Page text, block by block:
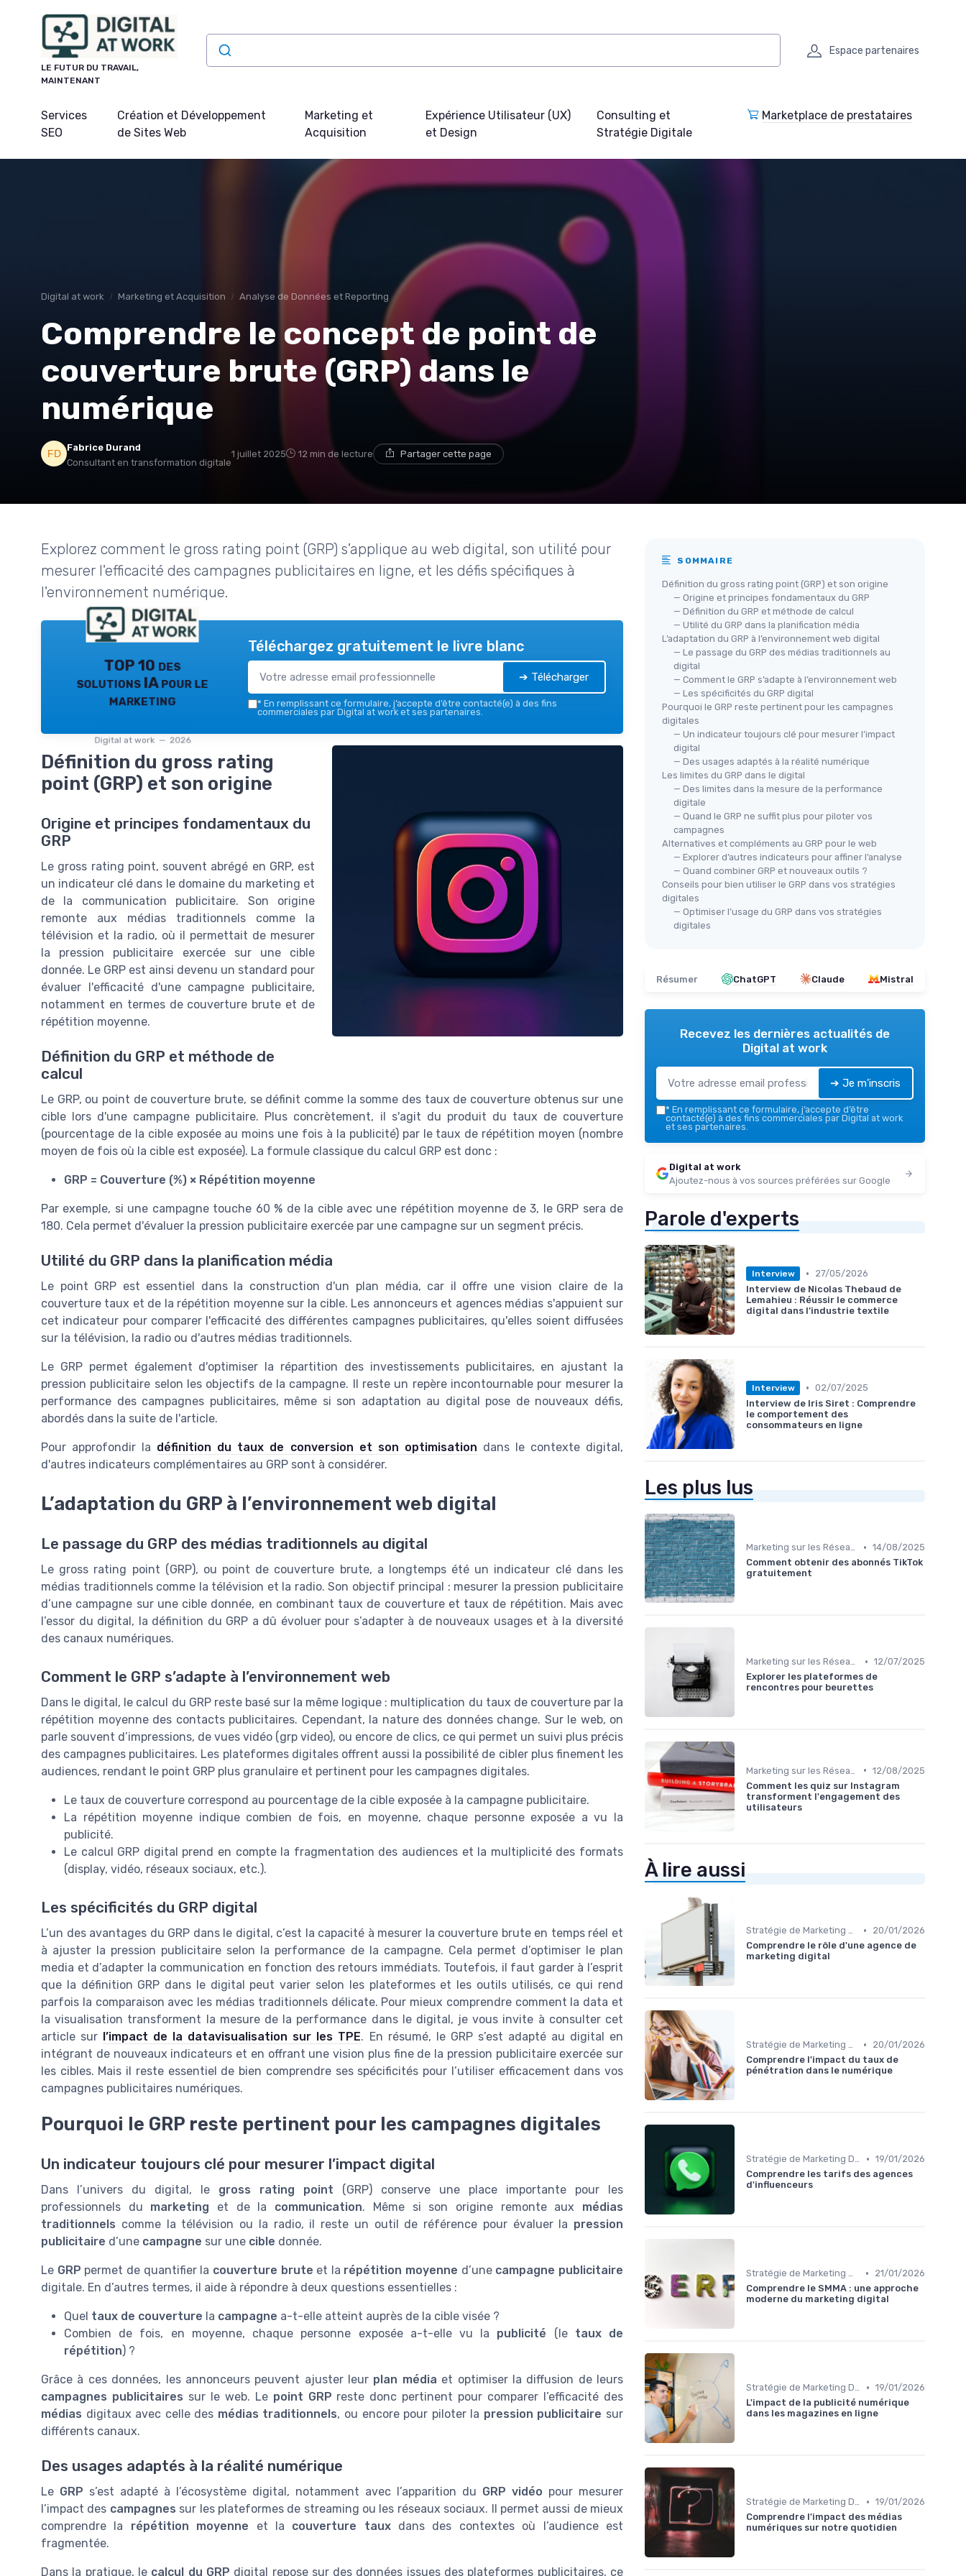
LE FUTUR DU TRAVAIL,
MAINTENANT
Espace partenaires
Services
SEO
Création et Développement
de Sites Web
Marketing et
Acquisition
Expérience Utilisateur (UX)
et Design
Consulting et
Stratégie Digitale
Marketplace de prestataires
Digital at work Marketing et Acquisition Analyse de Données et Reporting
Comprendre le concept de point de
couverture brute (GRP) dans le
numérique
Fabrice Durand
Consultant en transformation digitale
1 juillet 2025 12 min de lecture Partager cette page
Explorez comment le gross rating point (GRP) s'applique au web digital, son utilité pour
mesurer l'efficacité des campagnes publicitaires en ligne, et les défis spécifiques à
l'environnement numérique.
TOP 10 des
solutions IA pour le
marketing
Digital at work — 2026
Téléchargez gratuitement le livre blanc
➔ Télécharger
* En remplissant ce formulaire, j’accepte d’être contacté(e) à des fins
commerciales par Digital at work et ses partenaires.
Définition du gross rating
point (GRP) et son origine
Origine et principes fondamentaux du
GRP
Le gross rating point, souvent abrégé en GRP, est
un indicateur clé dans le domaine du marketing et
de la communication publicitaire. Son origine
remonte aux médias traditionnels comme la
télévision et la radio, où il permettait de mesurer
la pression publicitaire exercée sur une cible
donnée. Le GRP est ainsi devenu un standard pour
évaluer l'efficacité d'une campagne publicitaire,
notamment en termes de couverture brute et de
répétition moyenne.
Définition du GRP et méthode de
calcul
Le GRP, ou point de couverture brute, se définit comme la somme des taux de couverture obtenus sur une
cible lors d'une campagne publicitaire. Plus concrètement, il s'agit du produit du taux de couverture
(pourcentage de la cible exposée au moins une fois à la publicité) par le taux de répétition moyen (nombre
moyen de fois où la cible est exposée). La formule classique du calcul GRP est donc :
GRP = Couverture (%) × Répétition moyenne
Par exemple, si une campagne touche 60 % de la cible avec une répétition moyenne de 3, le GRP sera de
180. Cela permet d'évaluer la pression publicitaire exercée par une campagne sur un segment précis.
Utilité du GRP dans la planification média
Le point GRP est essentiel dans la construction d'un plan média, car il offre une vision claire de la
couverture taux et de la répétition moyenne sur la cible. Les annonceurs et agences médias s'appuient sur
cet indicateur pour comparer l'efficacité des différentes campagnes publicitaires, qu'elles soient diffusées
sur la télévision, la radio ou d'autres médias traditionnels.
Le GRP permet également d'optimiser la répartition des investissements publicitaires, en ajustant la
pression publicitaire selon les objectifs de la campagne. Il reste un repère incontournable pour mesurer la
performance des campagnes publicitaires, même si son adaptation au digital pose de nouveaux défis,
abordés dans la suite de l'article.
Pour approfondir la définition du taux de conversion et son optimisation dans le contexte digital,
d'autres indicateurs complémentaires au GRP sont à considérer.
L’adaptation du GRP à l’environnement web digital
Le passage du GRP des médias traditionnels au digital
Le gross rating point (GRP), ou point de couverture brute, a longtemps été un indicateur clé dans les
médias traditionnels comme la télévision et la radio. Son objectif principal : mesurer la pression publicitaire
d’une campagne sur une cible donnée, en combinant taux de couverture et taux de répétition. Mais avec
l’essor du digital, la définition du GRP a dû évoluer pour s’adapter à de nouveaux usages et à la diversité
des canaux numériques.
Comment le GRP s’adapte à l’environnement web
Dans le digital, le calcul du GRP reste basé sur la même logique : multiplication du taux de couverture par la
répétition moyenne des contacts publicitaires. Cependant, la nature des données change. Sur le web, on
parle souvent d’impressions, de vues vidéo (grp video), ou encore de clics, ce qui permet un suivi plus précis
des campagnes publicitaires. Les plateformes digitales offrent aussi la possibilité de cibler plus finement les
audiences, rendant le point GRP plus granulaire et pertinent pour les campagnes digitales.
Le taux de couverture correspond au pourcentage de la cible exposée à la campagne publicitaire.
La répétition moyenne indique combien de fois, en moyenne, chaque personne exposée a vu la
publicité.
Le calcul GRP digital prend en compte la fragmentation des audiences et la multiplicité des formats
(display, vidéo, réseaux sociaux, etc.).
Les spécificités du GRP digital
L’un des avantages du GRP dans le digital, c’est la capacité à mesurer la couverture brute en temps réel et
à ajuster la pression publicitaire selon la performance de la campagne. Cela permet d’optimiser le plan
media et d’adapter la communication en fonction des retours immédiats. Toutefois, il faut garder à l’esprit
que la définition GRP dans le digital peut varier selon les plateformes et les outils utilisés, ce qui rend
parfois la comparaison avec les médias traditionnels délicate. Pour mieux comprendre comment la data et
la visualisation transforment la mesure de la performance dans le digital, je vous invite à consulter cet
article sur l’impact de la datavisualisation sur les TPE. En résumé, le GRP s’est adapté au digital en
intégrant de nouveaux indicateurs et en offrant une vision plus fine de la pression publicitaire exercée sur
les cibles. Mais il reste essentiel de bien comprendre ses spécificités pour l’utiliser efficacement dans vos
campagnes publicitaires numériques.
Pourquoi le GRP reste pertinent pour les campagnes digitales
Un indicateur toujours clé pour mesurer l’impact digital
Dans l’univers du digital, le gross rating point (GRP) conserve une place importante pour les
professionnels du marketing et de la communication. Même si son origine remonte aux médias
traditionnels comme la télévision ou la radio, il reste un outil de référence pour évaluer la pression
publicitaire d’une campagne sur une cible donnée.
Le GRP permet de quantifier la couverture brute et la répétition moyenne d’une campagne publicitaire
digitale. En d’autres termes, il aide à répondre à deux questions essentielles :
Quel taux de couverture la campagne a-t-elle atteint auprès de la cible visée ?
Combien de fois, en moyenne, chaque personne exposée a-t-elle vu la publicité (le taux de
répétition) ?
Grâce à ces données, les annonceurs peuvent ajuster leur plan média et optimiser la diffusion de leurs
campagnes publicitaires sur le web. Le point GRP reste donc pertinent pour comparer l’efficacité des
médias digitaux avec celle des médias traditionnels, ou encore pour piloter la pression publicitaire sur
différents canaux.
Des usages adaptés à la réalité numérique
Le GRP s’est adapté à l’écosystème digital, notamment avec l’apparition du GRP vidéo pour mesurer
l’impact des campagnes sur les plateformes de streaming ou les réseaux sociaux. Il permet aussi de mieux
comprendre la répétition moyenne et la couverture tauxdans des contextes où l’audience est
fragmentée.
Dans la pratique, le calcul du GRP digital repose sur des données issues des plateformes publicitaires, ce
SOMMAIRE
Définition du gross rating point (GRP) et son origine
— Origine et principes fondamentaux du GRP
— Définition du GRP et méthode de calcul
— Utilité du GRP dans la planification média
L’adaptation du GRP à l’environnement web digital
— Le passage du GRP des médias traditionnels au
digital
— Comment le GRP s’adapte à l’environnement web
— Les spécificités du GRP digital
Pourquoi le GRP reste pertinent pour les campagnes
digitales
— Un indicateur toujours clé pour mesurer l’impact
digital
— Des usages adaptés à la réalité numérique
Les limites du GRP dans le digital
— Des limites dans la mesure de la performance
digitale
— Quand le GRP ne suffit plus pour piloter vos
campagnes
Alternatives et compléments au GRP pour le web
— Explorer d’autres indicateurs pour affiner l’analyse
— Quand combiner GRP et nouveaux outils ?
Conseils pour bien utiliser le GRP dans vos stratégies
digitales
— Optimiser l’usage du GRP dans vos stratégies
digitales
Résumer ChatGPT Claude Mistral
Recevez les dernières actualités de
Digital at work
➔ Je m'inscris
* En remplissant ce formulaire, j’accepte d’être
contacté(e) à des fins commerciales par Digital at work
et ses partenaires.
Digital at work
Ajoutez-nous à vos sources préférées sur Google
Parole d'experts
Interview •
27/05/2026
Interview de Nicolas Thebaud de
Lemahieu : Réussir le commerce
digital dans l’industrie textile
Interview • 02/07/2025
Interview de Iris Siret : Comprendre
le comportement des
consommateurs en ligne
Les plus lus
Marketing sur les Réseaux Sociaux • 14/08/2025
Comment obtenir des abonnés TikTok
gratuitement
Marketing sur les Réseaux Sociaux • 12/07/2025
Explorer les plateformes de
rencontres pour beurettes
• 12/08/2025
Comment les quiz sur Instagram
transforment l'engagement des
utilisateurs
À lire aussi
Stratégie de Marketing Digital •
20/01/2026
Comprendre le rôle d'une agence de
marketing digital
Stratégie de Marketing Digital •
20/01/2026
Comprendre l'impact du taux de
pénétration dans le numérique
Stratégie de Marketing Digital • 19/01/2026
Comprendre les tarifs des agences
d'influenceurs
Stratégie de Marketing Digital •
21/01/2026
Comprendre le SMMA : une approche
moderne du marketing digital
Stratégie de Marketing Digital • 19/01/2026
L'impact de la publicité numérique
dans les magazines en ligne
Stratégie de Marketing Digital • 19/01/2026
Comprendre l'impact des médias
numériques sur notre quotidien